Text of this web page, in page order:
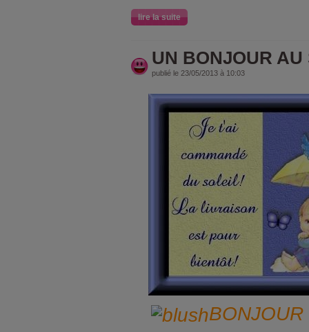
lire la suite
UN BONJOUR AU
publié le 23/05/2013 à 10:03